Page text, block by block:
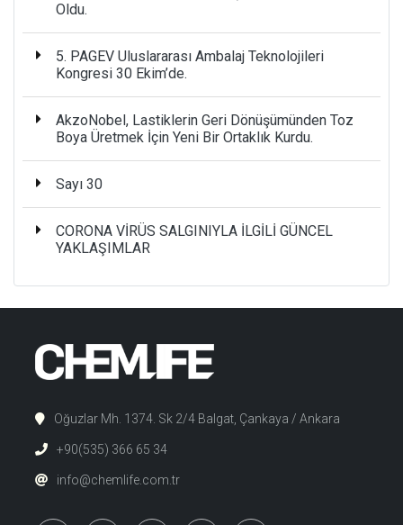
Oldu.
5. PAGEV Uluslararası Ambalaj Teknolojileri
Kongresi 30 Ekim’de.
AkzoNobel, Lastiklerin Geri Dönüşümünden Toz
Boya Üretmek İçin Yeni Bir Ortaklık Kurdu.
Sayı 30
CORONA VİRÜS SALGINIYLA İLGİLİ GÜNCEL
YAKLAŞIMLAR
Oğuzlar Mh. 1374. Sk 2/4 Balgat, Çankaya / Ankara
+90(535) 366 65 34
info@chemlife.com.tr